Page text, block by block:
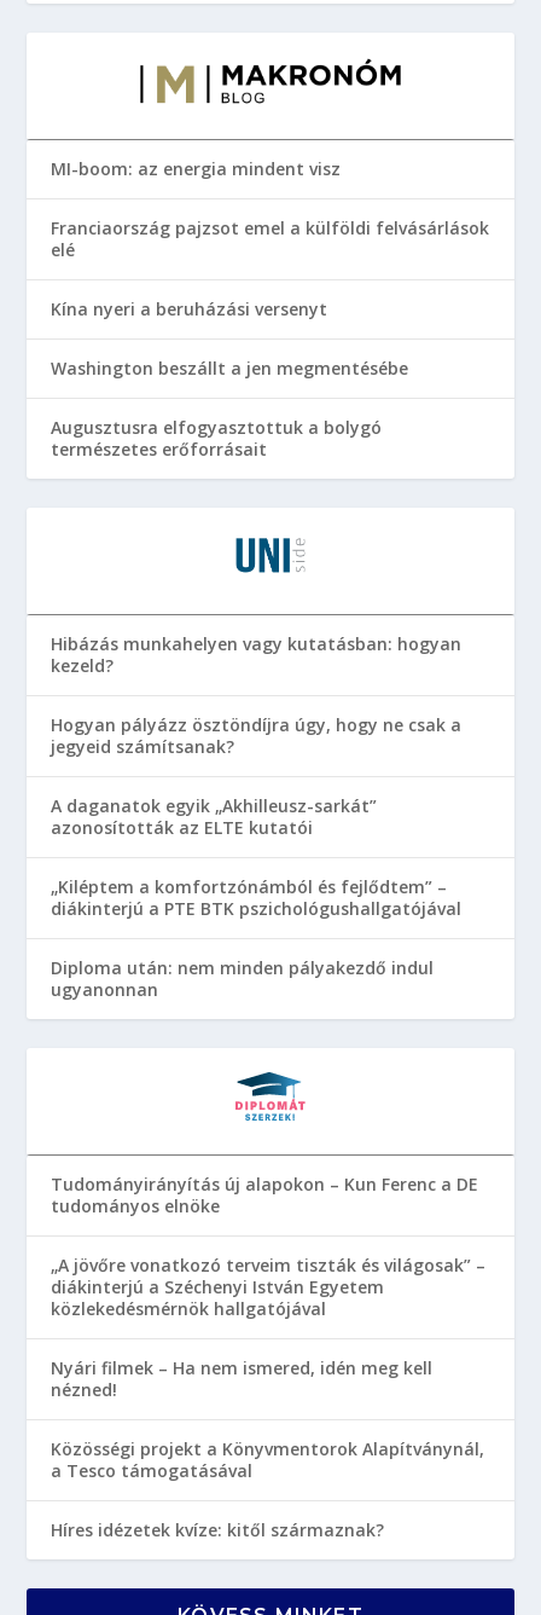
MI-boom: az energia mindent visz
Franciaország pajzsot emel a külföldi felvásárlások
elé
Kína nyeri a beruházási versenyt
Washington beszállt a jen megmentésébe
Augusztusra elfogyasztottuk a bolygó
természetes erőforrásait
Hibázás munkahelyen vagy kutatásban: hogyan
kezeld?
Hogyan pályázz ösztöndíjra úgy, hogy ne csak a
jegyeid számítsanak?
A daganatok egyik „Akhilleusz-sarkát”
azonosították az ELTE kutatói
„Kiléptem a komfortzónámból és fejlődtem” –
diákinterjú a PTE BTK pszichológushallgatójával
Diploma után: nem minden pályakezdő indul
ugyanonnan
Tudományirányítás új alapokon – Kun Ferenc a DE
tudományos elnöke
„A jövőre vonatkozó terveim tiszták és világosak” –
diákinterjú a Széchenyi István Egyetem
közlekedésmérnök hallgatójával
Nyári filmek – Ha nem ismered, idén meg kell
nézned!
Közösségi projekt a Könyvmentorok Alapítványnál,
a Tesco támogatásával
Híres idézetek kvíze: kitől származnak?